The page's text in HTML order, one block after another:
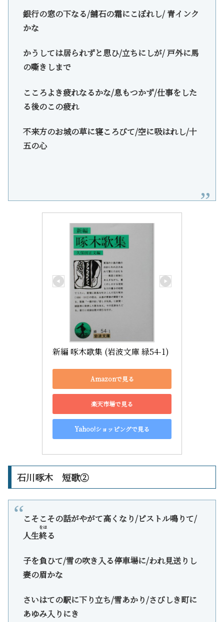
銀行の窓の下なる/舗石の霜にこぼれし/ 青インク
かな
かうしては居られずと思ひ/立ちにしが/ 戸外に馬
の嘶きしまで
こころよき疲れなるかな/息もつかず/仕事をした
る後のこの疲れ
不来方のお城の草に寝ころびて/空に吸はれし/十
五の心
新編 啄木歌集 (岩波文庫 緑54-1)
Amazonで見る
楽天市場で見る
Yahoo!ショッピングで見る
石川啄木 短歌②
こそこその話がやがて高くなり/ピストル鳴りて/
人生終
をは
る
子を負ひて/雪の吹き入る停車場に/われ見送りし
妻の眉かな
さいはての駅に下り立ち/雪あかり/さびしき町に
あゆみ入りにき